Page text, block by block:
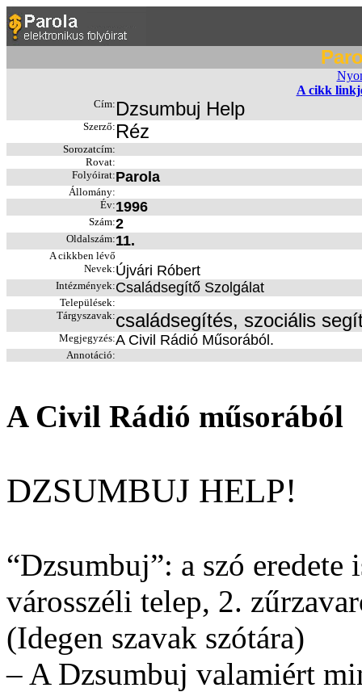
A cikk
Cím: Dzsumbuj Help
Szerző: Réz
Sorozatcím:
Rovat:
Folyóirat:Parola
Állomány:
Év:1996
Szám:2
Oldalszám:11.
A cikkben lévő
Nevek:Újvári Róbert
Intézmények:Családsegítő Szolgálat
Települések:
Tárgyszavak:családsegítés, szociális
Megjegyzés:A Civil Rádió Műsorából.
Annotáció:
A Civil Rádió műsorából
DZSUMBUJ HELP!
“Dzsumbuj”: a szó eredete
városszéli telep, 2.
(Idegen szavak szótára)
– A Dzsumbuj valamiért